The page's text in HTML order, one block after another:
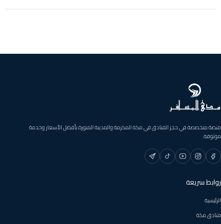
منصة متخصصة في حجز الفنادق في مكة المكرمة والمدينة المنورة بأفضل الأسعار وخدمة
موثوقة.
روابط سريعة
الرئيسية
فنادق مكة